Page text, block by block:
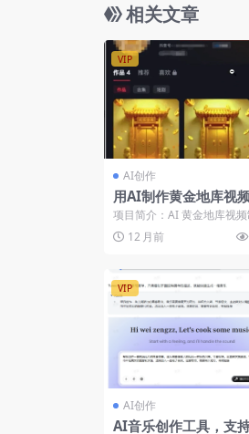
相关文章
VIP
AI创作
用AI制作黄金地库视
条条点赞过万
项目简介：AI 黄金地库视频
门槛极低却爆红，恰恰说明
频核心不在技术，而在...
12 月前
VIP
AI创作
AI音乐创作工具，支